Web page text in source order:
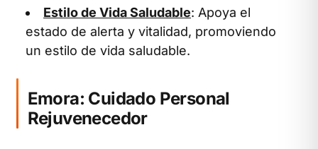
Estilo de Vida Saludable: Apoya el
estado de alerta y vitalidad, promoviendo
un estilo de vida saludable.
Emora: Cuidado Personal
Rejuvenecedor